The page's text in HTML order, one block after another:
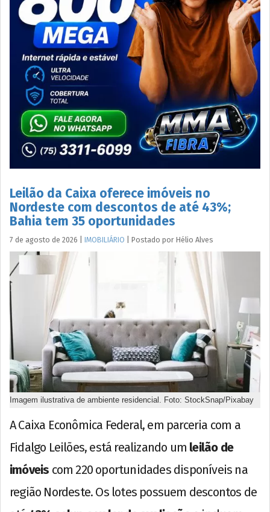
Leilão da Caixa oferece imóveis no
Nordeste com descontos de até 43%;
Bahia tem 35 oportunidades
7 de agosto de 2026 IMOBILIÁRIO Postado por Hélio Alves
Imagem ilustrativa de ambiente residencial. Foto: StockSnap/Pixabay
A Caixa Econômica Federal, em parceria com a
Fidalgo Leilões, está realizando um leilão de
imóveis com 220 oportunidades disponíveis na
região Nordeste. Os lotes possuem descontos de